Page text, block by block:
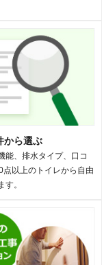
から選ぶ
能、排水タイプ、口コ
点以上のトイレから自由
す。